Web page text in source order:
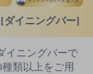
[ダイニングバー]
イニングバーで
類以上をご用